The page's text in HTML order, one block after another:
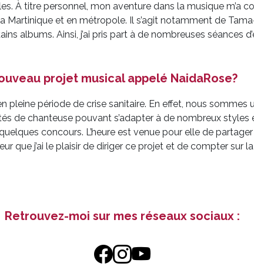
À titre personnel, mon aventure dans la musique m’a
et en métropole. Il s’agit notamment de
albums. Ainsi, j’ai pris part à de nombreuses séances
projet musical appelé NaidaRose?
pleine période de crise sanitaire. En effet, nous
de chanteuse pouvant s’adapter à de nombreux
concours. L’heure est venue pour elle de
que j’ai le plaisir de diriger ce projet et de compter sur
Retrouvez-moi sur mes réseaux sociaux :